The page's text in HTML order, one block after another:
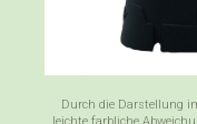
Durch die Darstellung